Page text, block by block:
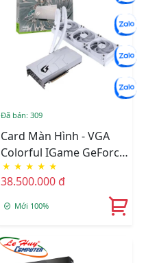
Đã bán: 309
Card Màn Hình - VGA
Colorful IGame GeForce
RTX 4080 16GB Neptune
OC-V
★ ★ ★ ★ ★
38.500.000 đ
Mới 100%